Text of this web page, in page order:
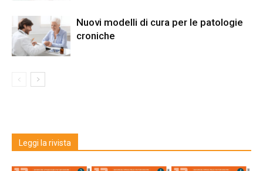
Nuovi modelli di cura per le patologie
croniche
Leggi la rivista